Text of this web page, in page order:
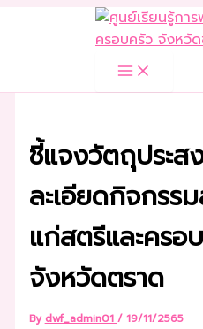
ชี้แจงวัตถุประส
ละเอียดกิจกรร
แก่สตรีและคร
จังหวัดตราด
By dwf_admin01 / 19/11/2565